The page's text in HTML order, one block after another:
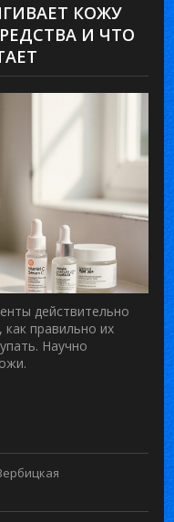
КОЖУ
И ЧТО
действительно
правильно их
Научно